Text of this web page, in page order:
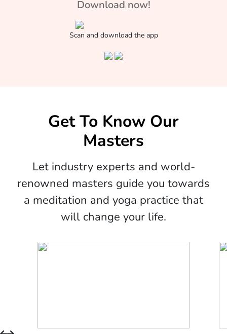
Download now!
Scan and download the app
Get To Know Our
Masters
Let industry experts and world-
renowned masters guide you towards
a meditation and yoga practice that
will change your life.